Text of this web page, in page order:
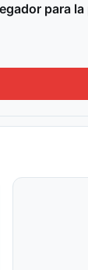
para la